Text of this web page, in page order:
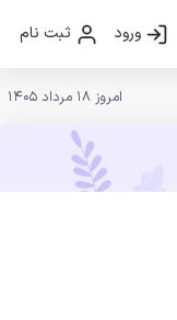
ورود ثبت نام
امروز 18 مرداد 1405